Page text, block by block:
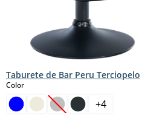
Taburete de Bar Peru Terciopelo
Colorselect
(Esta opción no
+4